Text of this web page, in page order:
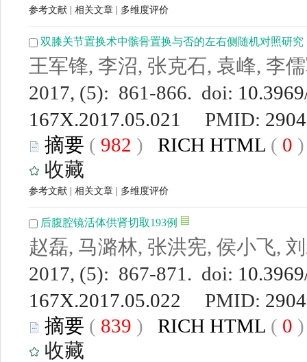
参考文献 相关文章 多维度评价
双膝关节置换术中髌骨置换与否的左右侧随机对照研究
王军锋, 李沼, 张克石, 袁峰, 李
2017, (5): 861-866. doi:
167X.2017.05.021
PMID:
摘要 ( 982 ) RICH HTML ( 0
收藏
参考文献 相关文章 多维度评价
后腹腔镜活体供肾切取193例
赵磊, 马潞林, 张洪宪, 侯小飞,
2017, (5): 867-871. doi:
167X.2017.05.022 PMID:
摘要 ( 839 ) RICH HTML ( 0
收藏